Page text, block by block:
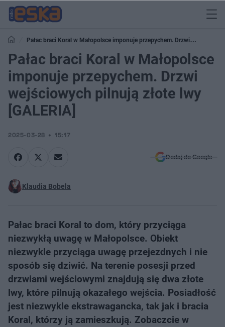
Pałac braci Koral w Małopolsce imponuje przepychem. Drzwi
wejściowych pilnują złote lwy [GALERIA]
Pałac braci Koral w Małopolsce
imponuje przepychem. Drzwi
wejściowych pilnują złote lwy
[GALERIA]
2025-03-28 15:17
Dodaj do Google
Klaudia Bobela
Pałac braci Koral to dom, który przyciąga
niezwykłą uwagę w Małopolsce. Obiekt
niezwykle przyciąga uwagę przejezdnych i nie
sposób się dziwić. Na terenie posesji przed
drzwiami wejściowymi znajdują się dwa złote
lwy, które pilnują okazałego wejścia. Posiadłość
jest niezwykle ekstrawagancka, tak jak i bracia
Koral, którzy ją zamieszkują. Zobaczcie w